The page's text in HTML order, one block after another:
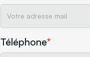
Téléphone*